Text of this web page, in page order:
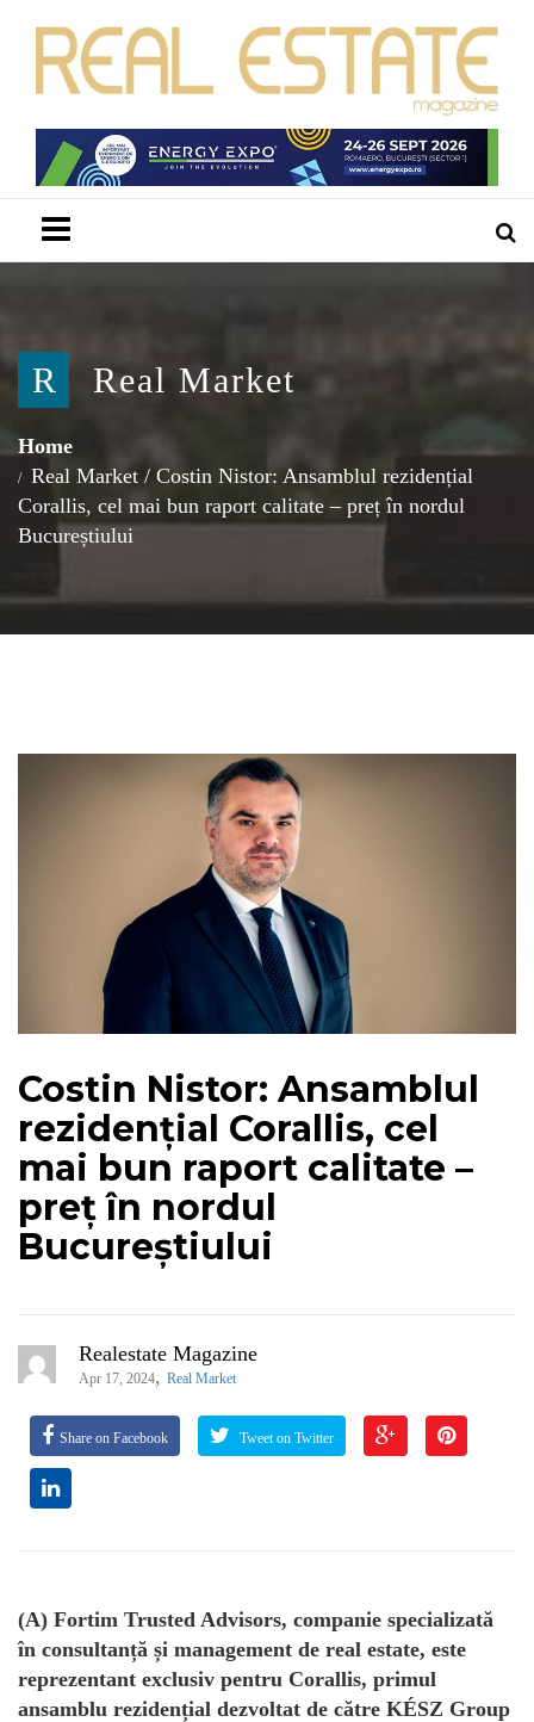
R Real Market
Home
Real Market / Costin Nistor: Ansamblul rezidențial
Corallis, cel mai bun raport calitate – preț în nordul
Bucureștiului
Costin Nistor: Ansamblul
rezidențial Corallis, cel
mai bun raport calitate –
preț în nordul
Bucureștiului
Realestate Magazine
Apr 17, 2024, Real Market
Share on Facebook Tweet on Twitter
(A) Fortim Trusted Advisors, companie specializată
în consultanță și management de real estate, este
reprezentant exclusiv pentru Corallis, primul
ansamblu rezidențial dezvoltat de către KÉSZ Group